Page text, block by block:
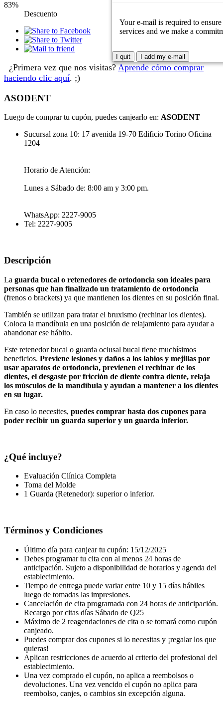
83%
Descuento
¿Primera vez que nos visitas?Aprende cómo comprar
haciendo clic aquí. ;)
ASODENT
Luego de comprar tu cupón, puedes canjearlo en: ASODENT
Sucursal zona 10: 17 avenida 19-70 Edificio Torino Oficina
1204
Horario de Atención:
Lunes a Sábado de: 8:00 am y 3:00 pm.
WhatsApp: 2227-9005
Tel: 2227-9005
Descripción
La guarda bucal o retenedores de ortodoncia son ideales para
personas que han finalizado un tratamiento de ortodoncia
(frenos o brackets) ya que mantienen los dientes en su posición final.
También se utilizan para tratar el bruxismo (rechinar los dientes).
Coloca la mandíbula en una posición de relajamiento para ayudar a
abandonar ese hábito.
Este retenedor bucal o guarda oclusal bucal tiene muchísimos
beneficios. Previene lesiones y daños a los labios y mejillas por
usar aparatos de ortodoncia, previenen el rechinar de los
dientes, el desgaste por fricción de diente contra diente, relaja
los músculos de la mandíbula y ayudan a mantener a los dientes
en su lugar.
En caso lo necesites, puedes comprar hasta dos cupones para
poder recibir un guarda superior y un guarda inferior.
¿Qué incluye?
Evaluación Clínica Completa
Toma del Molde
1 Guarda (Retenedor): superior o inferior.
Términos y Condiciones
Último día para canjear tu cupón: 15/12/2025
Debes programar tu cita con al menos 24 horas de
anticipación. Sujeto a disponibilidad de horarios y agenda del
establecimiento.
Tiempo de entrega puede variar entre 10 y 15 días hábiles
luego de tomadas las impresiones.
Cancelación de cita programada con 24 horas de anticipación.
Recargo por citas días Sábado de Q25
Máximo de 2 reagendaciones de cita o se tomará como cupón
canjeado.
Puedes comprar dos cupones si lo necesitas y ¡regalar los que
quieras!
Aplican restricciones de acuerdo al criterio del profesional del
establecimiento.
Una vez comprado el cupón, no aplica a reembolsos o
devoluciones. Una vez vencido el cupón no aplica para
reembolso, canjes, o cambios sin excepción alguna.
Your e-mail is required to
services and we make a
I quit I add my e-mail